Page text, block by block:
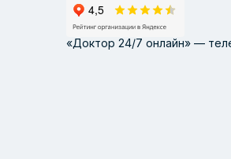
«Доктор 24/7 онлайн» —